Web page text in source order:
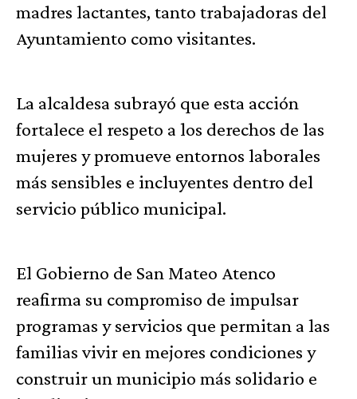
madres lactantes, tanto trabajadoras del
Ayuntamiento como visitantes.
La alcaldesa subrayó que esta acción
fortalece el respeto a los derechos de las
mujeres y promueve entornos laborales
más sensibles e incluyentes dentro del
servicio público municipal.
El Gobierno de San Mateo Atenco
reafirma su compromiso de impulsar
programas y servicios que permitan a las
familias vivir en mejores condiciones y
construir un municipio más solidario e